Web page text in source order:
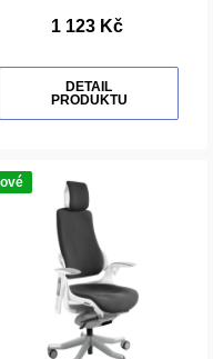
1 123 Kč
DETAIL
PRODUKTU